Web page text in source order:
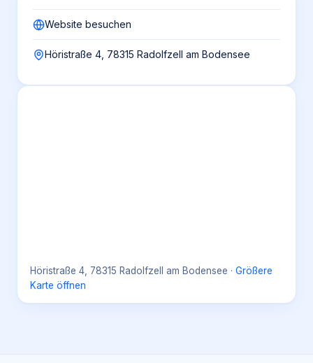
Website besuchen
Höristraße 4, 78315 Radolfzell am Bodensee
Höristraße 4, 78315 Radolfzell am Bodensee · Größere
Karte öffnen